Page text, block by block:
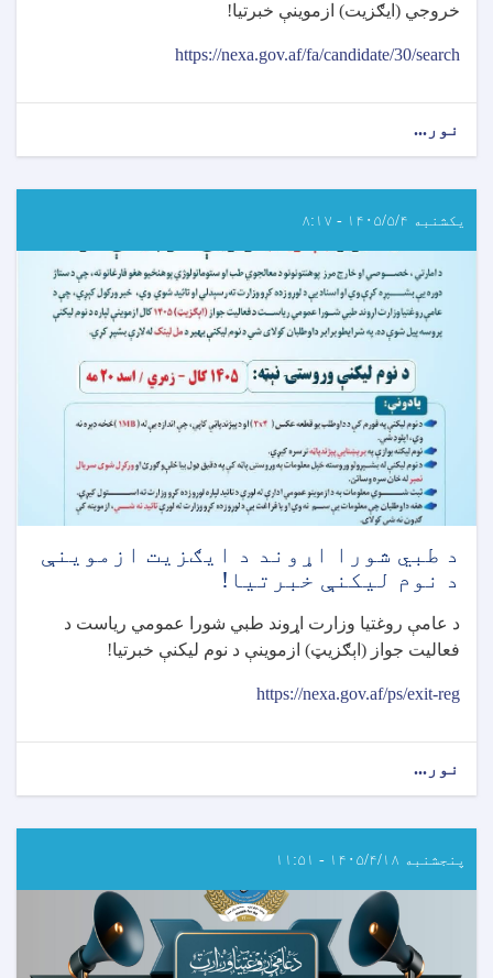
خروجي (ايګزيت) ازموينې خبرتيا!
https://nexa.gov.af/fa/candidate/30/search
نور...
روغتيا
وزارت
علومو
انسټيټيوتونو
خروجي
ازموينې
خبرتيا!
یکشنبه ۱۴۰۵/۵/۴ - ۸:۱۷
د طبي شورا اړوند د ایګزیت ازموینې
د نوم لیکنې خبرتیا!
د عامې روغتیا وزارت اړوند طبي شورا عمومي رياست د
فعاليت جواز (اېګزيټ) ازموينې د نوم ليکنې خبرتيا!
https://nexa.gov.af/ps/exit-reg
نور...
شورا
اړوند
ایګزیت
ازموینې
د
نوم
پنجشنبه ۱۴۰۵/۴/۱۸ - ۱۱:۵۱